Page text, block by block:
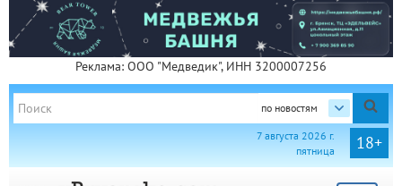
Реклама: ООО "Медведик", ИНН 3200007256
по новостям
18+
7 августа 2026 г.
пятница